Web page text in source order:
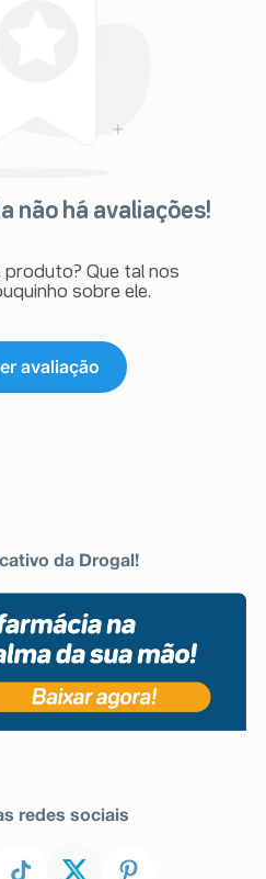
não há avaliações!
produto? Que tal nos
sobre ele.
avaliação
da Drogal!
redes sociais